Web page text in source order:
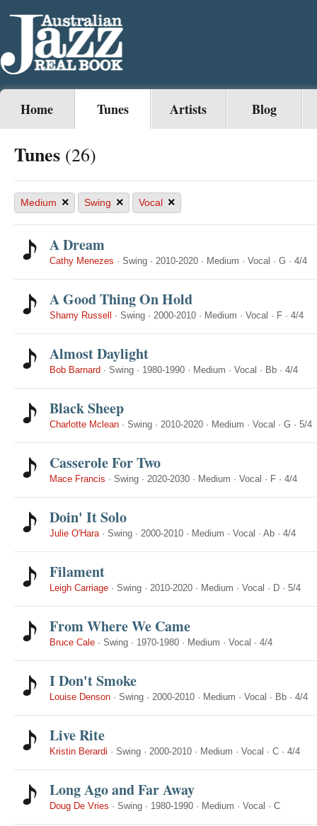
Home Tunes Artists Blog
Tunes (26)
Medium × Swing × Vocal ×
A Dream
Cathy Menezes · Swing · 2010-2020 · Medium · Vocal · G · 4/4
A Good Thing On Hold
Sharny Russell · Swing · 2000-2010 · Medium · Vocal · F · 4/4
Almost Daylight
Bob Barnard · Swing · 1980-1990 · Medium · Vocal · Bb · 4/4
Black Sheep
Charlotte Mclean · Swing · 2010-2020 · Medium · Vocal · G · 5/4
Casserole For Two
Mace Francis · Swing · 2020-2030 · Medium · Vocal · F · 4/4
Doin' It Solo
Julie O'Hara· Swing · 2000-2010 · Medium · Vocal · Ab · 4/4
Filament
Leigh Carriage · Swing · 2010-2020 · Medium · Vocal · D · 5/4
From Where We Came
Bruce Cale · Swing · 1970-1980 · Medium · Vocal · 4/4
I Don't Smoke
Louise Denson · Swing · 2000-2010 · Medium · Vocal · Bb · 4/4
Live Rite
Kristin Berardi · Swing · 2000-2010 · Medium · Vocal · C · 4/4
Long Ago and Far Away
Doug De Vries · Swing · 1980-1990 · Medium · Vocal · C